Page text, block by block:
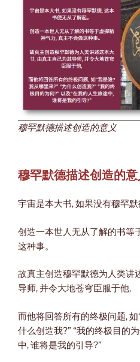
穆罕默德描述创造的意义
穆罕默德描述创造的意
宇宙是本大书, 如果没有穆罕默
创造一本世人无从了解的书等
这种事。
故真主创造穆罕默德为人类讲
导师, 并令大地苍穹臣服于他,
而他将回答所有的终极问题, 如
什么创造我?” “我的终极目的
中, 谁将是我的引导?”